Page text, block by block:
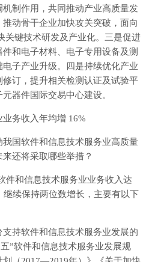
制作用，共同推动产业高质量发
动骨干企业加快攻关突破，面向
关键技术研发及产业化。三是促进
和电子材料、电子专用设备及测
子产业升级。四是持续优化产业
订，提升相关检测认证及试验平
器件国际交易中心建设。
务收入年均增 16%
国软件和信息技术服务业高质量
还将采取哪些举措？
和信息技术服务业业务收入达
继续保持两位数增长，主要有以下
持软件和信息技术服务业发展的
”软件和信息技术服务业发展规